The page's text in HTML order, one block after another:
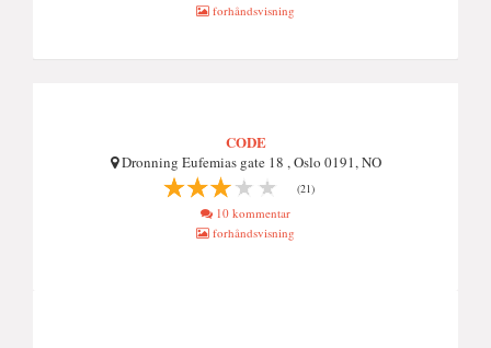
forhåndsvisning
CODE
Dronning Eufemias gate 18 , Oslo 0191, NO
(21)
10 kommentar
forhåndsvisning